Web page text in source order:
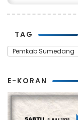
TAG
Pemkab Sumedang
E-KORAN